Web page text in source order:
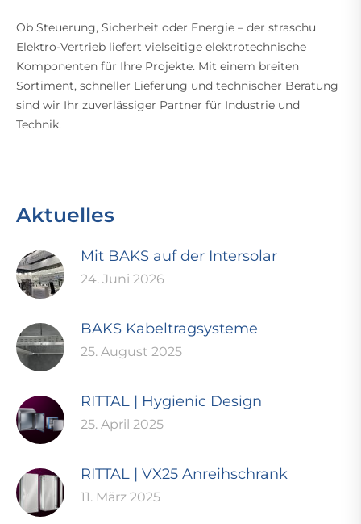
Ob Steuerung, Sicherheit oder Energie – der straschu
Elektro-Vertrieb liefert vielseitige elektrotechnische
Komponenten für Ihre Projekte. Mit einem breiten
Sortiment, schneller Lieferung und technischer Beratung
sind wir Ihr zuverlässiger Partner für Industrie und
Technik.
Aktuelles
Mit BAKS auf der Intersolar
24. Juni 2026
BAKS Kabeltragsysteme
25. August 2025
RITTAL | Hygienic Design
25. April 2025
RITTAL | VX25 Anreihschrank
11. März 2025